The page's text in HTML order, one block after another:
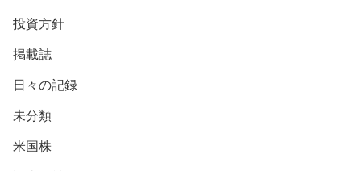
投資方針
掲載誌
日々の記録
未分類
米国株